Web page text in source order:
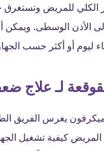
الكلي للمريض
إلى الأذن الوسطى.
ليوم أو أكثر حسب
لـ علاج
يغرس الفريق
كيفية تشغيل